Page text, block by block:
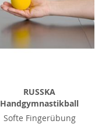
RUSSKA
Handgymnastikball
Softe Fingerübung